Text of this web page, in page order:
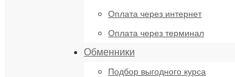
Оплата через интернет
Оплата через терминал
Обменники
Подбор выгодного курса